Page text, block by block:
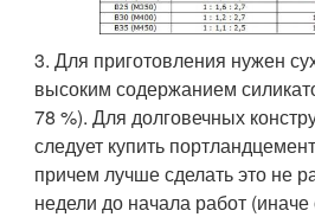
3. Для приготовления нужен
высоким содержанием
78 %). Для долговечных
следует купить
причем лучше сделать это не
недели до начала работ (иначе